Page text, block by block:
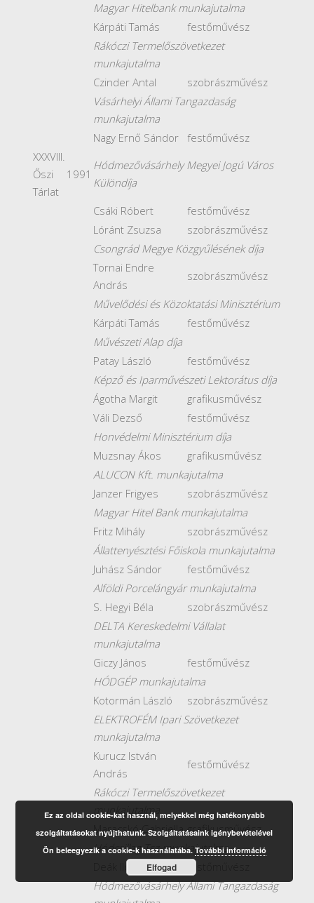
Magyar Hitelbank munkajutalma
Kárpáti Tamás
festőművész
Rákóczi Termelőszövetkezet
munkajutalma
Czinder Antal
szobrászművész
Vásárhelyi Állami Tangazdaság
munkajutalma
Nagy Ernő Sándor
festőművész
XXXVIII.
Őszi
Tárlat
1991
Hódmezővásárhely Megyei Jogú Város
Különdíja
Csáki Róbert
festőművész
Lóránt Zsuzsa
szobrászművész
Csongrád Megye Közgyűlésének díja
Tornai Endre
András
szobrászművész
Művelődési és Közoktatási Minisztérium
Kárpáti Tamás
festőművész
Művészeti Alap díja
Patay László
festőművész
Képző és Iparművészeti Lektorátus díja
Ágotha Margit
grafikusművész
Váli Dezső
festőművész
Honvédelmi Minisztérium díja
Muzsnay Ákos
grafikusművész
ALUCON Kft. munkajutalma
Janzer Frigyes
szobrászművész
Magyar Hitel Bank munkajutalma
Fritz Mihály
szobrászművész
Állattenyésztési Főiskola munkajutalma
Juhász Sándor
festőművész
Alföldi Porcelángyár munkajutalma
S. Hegyi Béla
szobrászművész
DELTA Kereskedelmi Vállalat
munkajutalma
Giczy János
festőművész
HÓDGÉP munkajutalma
Kotormán László
szobrászművész
ELEKTROFÉM Ipari Szövetkezet
munkajutalma
Kurucz István
András
festőművész
Rákóczi Termelőszövetkezet
munkajutalma
Maracskó Gabriella grafikusművész
Hódcsillag Tsz munkajutalma
Hódmezővásárhely Állami Tangazdaság
Ez az oldal cookie-kat használ, melyekkel még hatékonyabb
szolgáltatásokat nyújthatunk. Szolgáltatásaink igénybevételével
Ön beleegyezik a cookie-k használatába. További információ
Elfogad